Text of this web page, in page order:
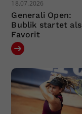
18.07.2026
Generali Open:
Bublik startet als
Favorit